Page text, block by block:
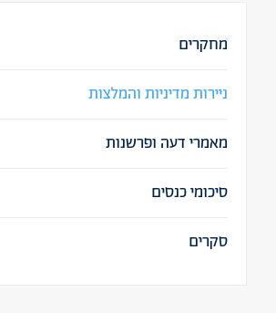
מחקרים
ניירות מדיניות והמלצות
מאמרי דעה ופרשנות
סיכומי כנסים
סקרים